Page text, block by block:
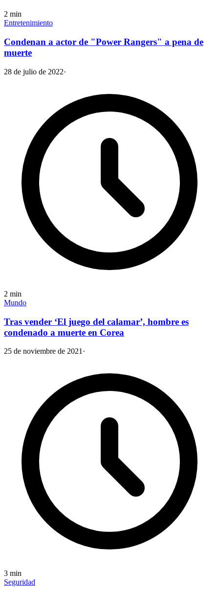
2 min
Entretenimiento
Condenan a actor de "Power Rangers" a pena de
muerte
28 de julio de 2022·
2 min
Mundo
Tras vender ‘El juego del calamar’, hombre es
condenado a muerte en Corea
25 de noviembre de 2021 ·
3 min
Seguridad